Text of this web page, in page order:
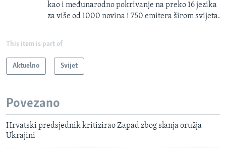
kao i međunarodno pokrivanje na preko 16 jezika
za više od 1000 novina i 750 emitera širom svijeta.
This item is part of
Aktuelno Svijet
Povezano
Hrvatski predsjednik kritizirao Zapad zbog slanja oružja
Ukrajini